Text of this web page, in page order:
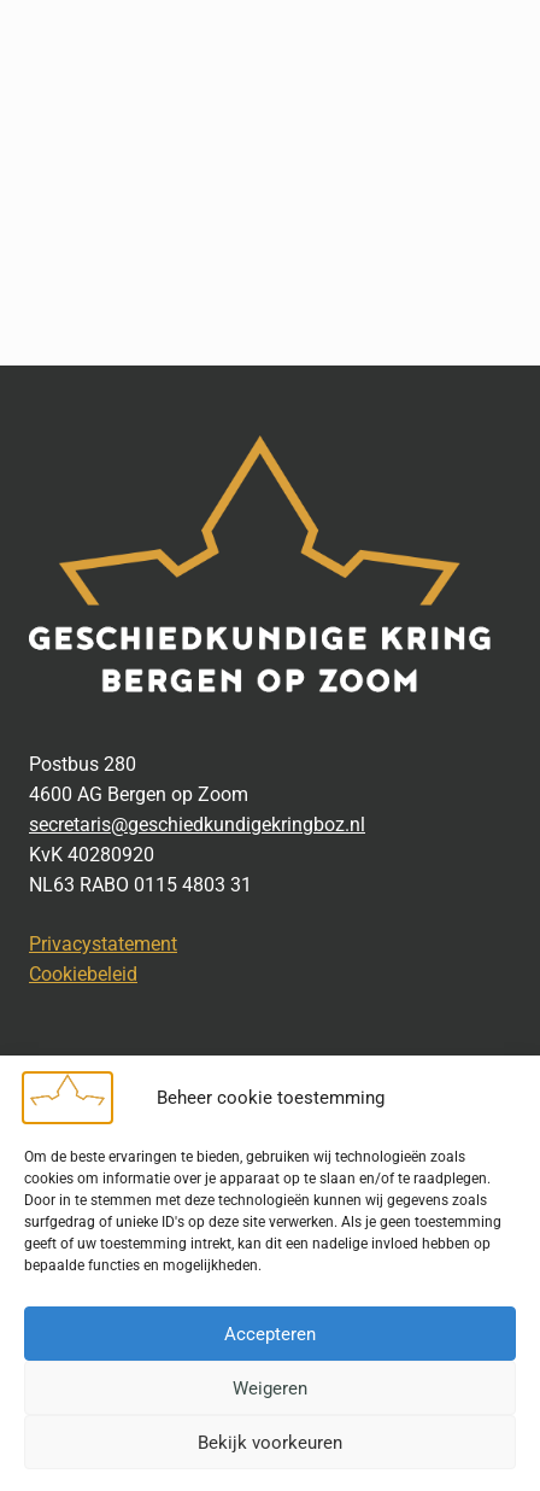
Beheer cookie toestemming
Om de beste ervaringen te bieden, gebruiken wij technologieën zoals
cookies om informatie over je apparaat op te slaan en/of te raadplegen.
Door in te stemmen met deze technologieën kunnen wij gegevens zoals
surfgedrag of unieke ID's op deze site verwerken. Als je geen toestemming
geeft of uw toestemming intrekt, kan dit een nadelige invloed hebben op
bepaalde functies en mogelijkheden.
Accepteren
Weigeren
Bekijk voorkeuren
Postbus 280
4600 AG Bergen op Zoom
secretaris@geschiedkundigekringboz.nl
KvK 40280920
NL63 RABO 0115 4803 31
Privacystatement
Cookiebeleid
Bij het uitdragen van de doelstelling van de Geschiedkundige
Kring wordt gebruik gemaakt van rechtenvrije informatie en data
waarvoor toestemming is verleend. Indien u op deze site een
publicatie van tekst of beeld aantreft die hier niet aan voldoet,